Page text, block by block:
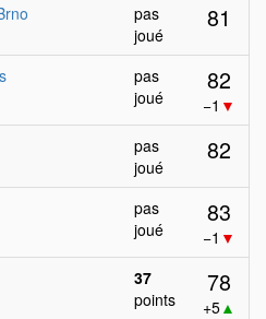
pas
joué
81
pas
joué
82
−1 ▼
pas
joué
82
pas
joué
83
−1 ▼
37
points
78
+5▲